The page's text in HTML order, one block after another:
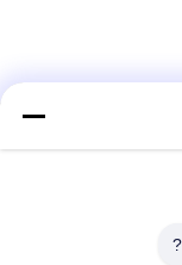
المنطقة